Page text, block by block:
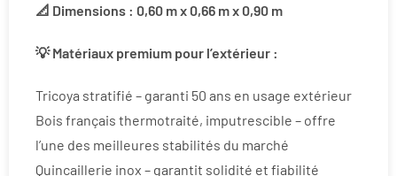
📐 Dimensions : 0,60 m x 0,66 m x 0,90 m
💡 Matériaux premium pour l’extérieur :
Tricoya stratifié – garanti 50 ans en usage extérieur
Bois français thermotraité, imputrescible – offre
l’une des meilleures stabilités du marché
Quincaillerie inox – garantit solidité et fiabilité